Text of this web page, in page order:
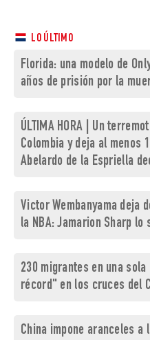
LO ÚLTIMO
Florida: una modelo de
años de prisión por la
ÚLTIMA HORA | Un
Colombia y deja al menos
Abelardo de la Espriella
Victor Wembanyama deja
la NBA: Jamarion Sharp lo
230 migrantes en una
récord" en los cruces del
China impone aranceles a